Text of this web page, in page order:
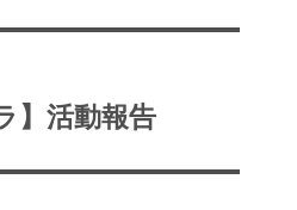
】活動報告